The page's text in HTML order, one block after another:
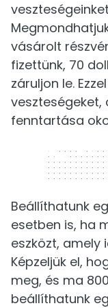
vásárolt
fizettünk, 70
záruljon le.
veszteségeket,
fenntartása
320 x 50
Beállíthatunk
esetben is, ha
eszközt, amely
Képzeljük el,
meg, és ma
beállíthatunk